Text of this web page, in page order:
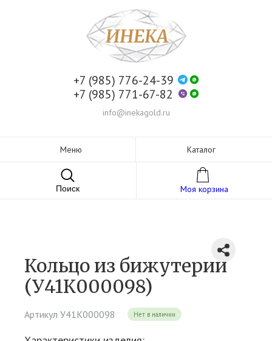
+7 (985) 776-24-39
+7 (985) 771-67-82
info@inekagold.ru
Меню Каталог
Поиск Моя корзина
Кольцо из бижутерии
(У41К000098)
Артикул У41К000098 Нет в наличии